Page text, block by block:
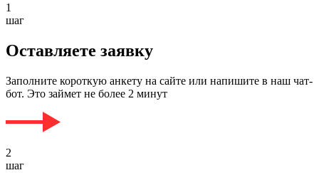
1
шаг
Оставляете заявку
Заполните короткую анкету на сайте или напишите в наш чат-
бот. Это займет не более 2 минут
2
шаг